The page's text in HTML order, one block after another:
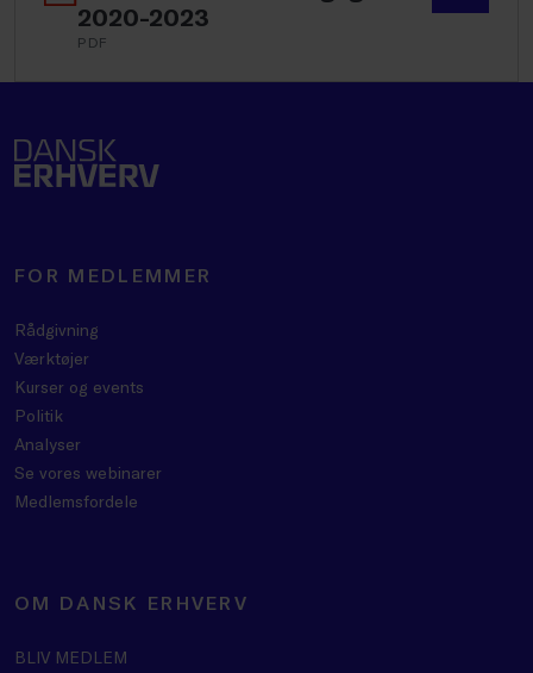
2020-2023
PDF
FOR MEDLEMMER
Rådgivning
Værktøjer
Kurser og events
Politik
Analyser
Se vores webinarer
Medlemsfordele
OM DANSK ERHVERV
BLIV MEDLEM